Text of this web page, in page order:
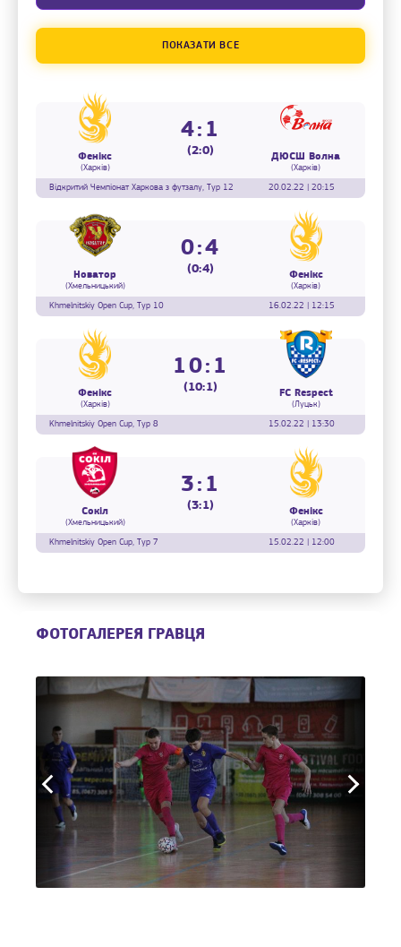
ПОКАЗАТИ ВСЕ
Фенікс
(Харків)
4:1
(2:0) ДЮСШ Волна
(Харків)
Відкритий Чемпіонат Харкова з футзалу, Тур 12
20.02.22 | 20:15
Новатор
(Хмельницький)
0:4
(0:4) Фенікс
(Харків)
Khmelnitskiy Open Cup, Тур 10
16.02.22 | 12:15
Фенікс
(Харків)
10:1
(10:1) FC Respect
(Луцьк)
Khmelnitskiy Open Cup, Тур 8
15.02.22 | 13:30
Сокіл
(Хмельницький)
3:1
(3:1) Фенікс
(Харків)
Khmelnitskiy Open Cup, Тур 7
15.02.22 | 12:00
ФОТОГАЛЕРЕЯ ГРАВЦЯ